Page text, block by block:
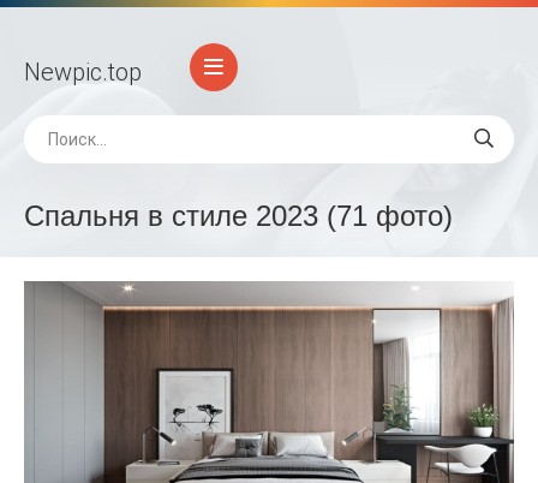
Newpic.top
Спальня в стиле 2023 (71 фото)